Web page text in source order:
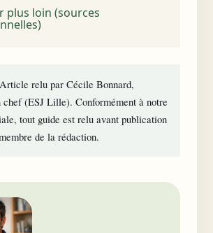
plus loin (sources
Article relu par Cécile Bonnard,
(ESJ Lille). Conformément à notre
, tout guide est relu avant publication
de la rédaction.